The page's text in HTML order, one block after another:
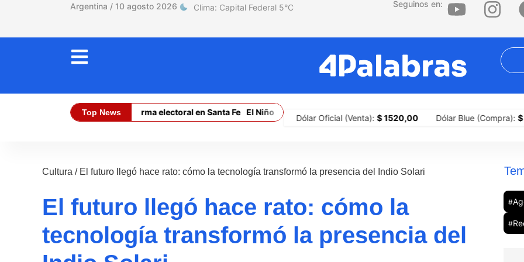
Argentina / 10 agosto 2026 5°C Seguinos en:
Top News
La trampa de la reforma electoral en Santa Fe El Niño también amenaza a la ganadería y la lechería La calle, el límite
Dólar Oficial (Compra):$ 1470,00 Dólar Oficial (Venta):$ 1520,00 Dólar Blue (Compra):$
Cultura / El futuro llegó hace rato: cómo la tecnología transformó la presencia del Indio Solari
El futuro llegó hace rato: cómo la
tecnología transformó la presencia del
#
#